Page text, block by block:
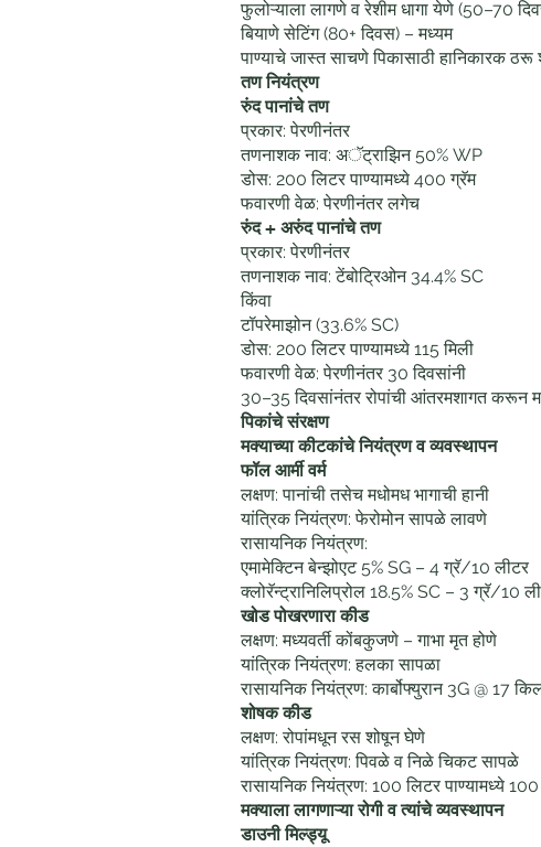
फुलोऱ्याला लागणे व रेशीम धागा येणे (50–70
बियाणे सेटिंग (80+ दिवस) – मध्यम
पाण्याचे जास्त साचणे पिकासाठी हानिकारक
तण नियंत्रण
रुंद पानांचे तण
प्रकार: पेरणीनंतर
तणनाशक नाव: अॅट्राझिन 50% WP
डोस: 200 लिटर पाण्यामध्ये 400 ग्रॅम
फवारणी वेळ: पेरणीनंतर लगेच
रुंद + अरुंद पानांचे तण
प्रकार: पेरणीनंतर
तणनाशक नाव: टेंबोट्रिओन 34.4% SC
किंवा
टॉपरेमाझोन (33.6% SC)
डोस: 200 लिटर पाण्यामध्ये 115 मिली
फवारणी वेळ: पेरणीनंतर 30 दिवसांनी
30–35 दिवसांनंतर रोपांची आंतरमशागत करून
पिकांचे संरक्षण
मक्याच्या कीटकांचे नियंत्रण व व्यवस्थापन
फॉल आर्मी वर्म
लक्षण: पानांची तसेच मधोमध भागाची हानी
यांत्रिक नियंत्रण: फेरोमोन सापळे लावणे
रासायनिक नियंत्रण:
एमामेक्टिन बेन्झोएट 5% SG – 4 ग्रॅ/10 लीटर
क्लोरॅन्ट्रानिलिप्रोल 18.5% SC – 3 ग्रॅ/10
खोड पोखरणारा कीड
लक्षण: मध्यवर्ती कोंबकुजणे – गाभा मृत होणे
यांत्रिक नियंत्रण: हलका सापळा
रासायनिक नियंत्रण: कार्बोफ्युरान 3G @ 17
शोषक कीड
लक्षण: रोपांमधून रस शोषून घेणे
यांत्रिक नियंत्रण: पिवळे व निळे चिकट सापळे
रासायनिक नियंत्रण: 100 लिटर पाण्यामध्ये
मक्याला लागणाऱ्या रोगी व त्यांचे व्यवस्थापन
डाउनी मिल्ड्यू